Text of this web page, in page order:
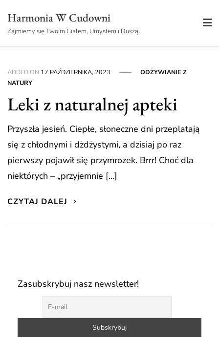
content
Harmonia W Cudowni
Zajmiemy się Twoim Ciałem, Umysłem i Duszą.
ADDED ON 17 PAŹDZIERNIKA, 2023
ODŻYWIANIE Z
NATURY
Leki z naturalnej apteki
Przyszła jesień. Ciepłe, słoneczne dni przeplatają
się z chłodnymi i dżdżystymi, a dzisiaj po raz
pierwszy pojawił się przymrozek. Brrr! Choć dla
niektórych – „przyjemnie […]
CZYTAJ DALEJ
Zasubskrybuj nasz newsletter!